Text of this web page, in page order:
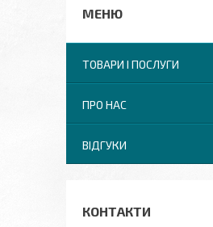
ТОВАРИ І ПОСЛУГИ
ПРО НАС
ВІДГУКИ
КОНТАКТИ